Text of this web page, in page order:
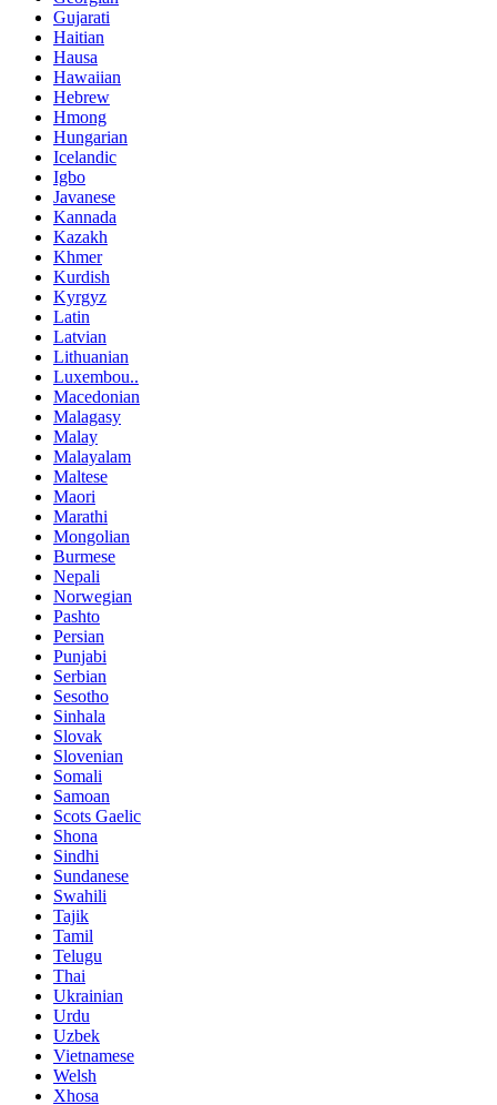
Gujarati
Haitian
Hausa
Hawaiian
Hebrew
Hmong
Hungarian
Icelandic
Igbo
Javanese
Kannada
Kazakh
Khmer
Kurdish
Kyrgyz
Latin
Latvian
Lithuanian
Luxembou..
Macedonian
Malagasy
Malay
Malayalam
Maltese
Maori
Marathi
Mongolian
Burmese
Nepali
Norwegian
Pashto
Persian
Punjabi
Serbian
Sesotho
Sinhala
Slovak
Slovenian
Somali
Samoan
Scots Gaelic
Shona
Sindhi
Sundanese
Swahili
Tajik
Tamil
Telugu
Thai
Ukrainian
Urdu
Uzbek
Vietnamese
Welsh
Xhosa